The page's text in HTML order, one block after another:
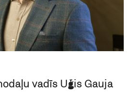
vadīs Uģis Gauja